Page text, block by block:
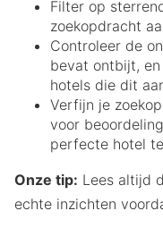
Filter op
zoekopdracht
Controleer de
bevat ontbijt,
hotels die dit
Verfijn je
voor
perfecte hotel
Onze tip: Lees altijd
echte inzichten